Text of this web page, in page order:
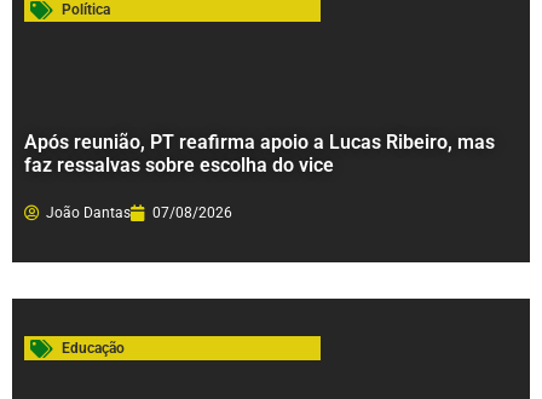
Política
Após reunião, PT reafirma apoio a Lucas Ribeiro, mas
faz ressalvas sobre escolha do vice
João Dantas 07/08/2026
Educação